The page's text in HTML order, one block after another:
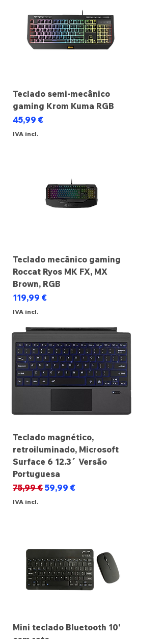
Teclado semi-mecânico
gaming Krom Kuma RGB
Preço
45,99 €
IVA incl.
Teclado mecânico gaming
Roccat Ryos MK FX, MX
Brown, RGB
Preço
119,99 €
IVA incl.
Teclado magnético,
retroiluminado, Microsoft
Surface 6 12.3´ Versão
Portuguesa
Preço normal
75,99 € Preço promocional
59,99 €
IVA incl.
Mini teclado Bluetooth 10'